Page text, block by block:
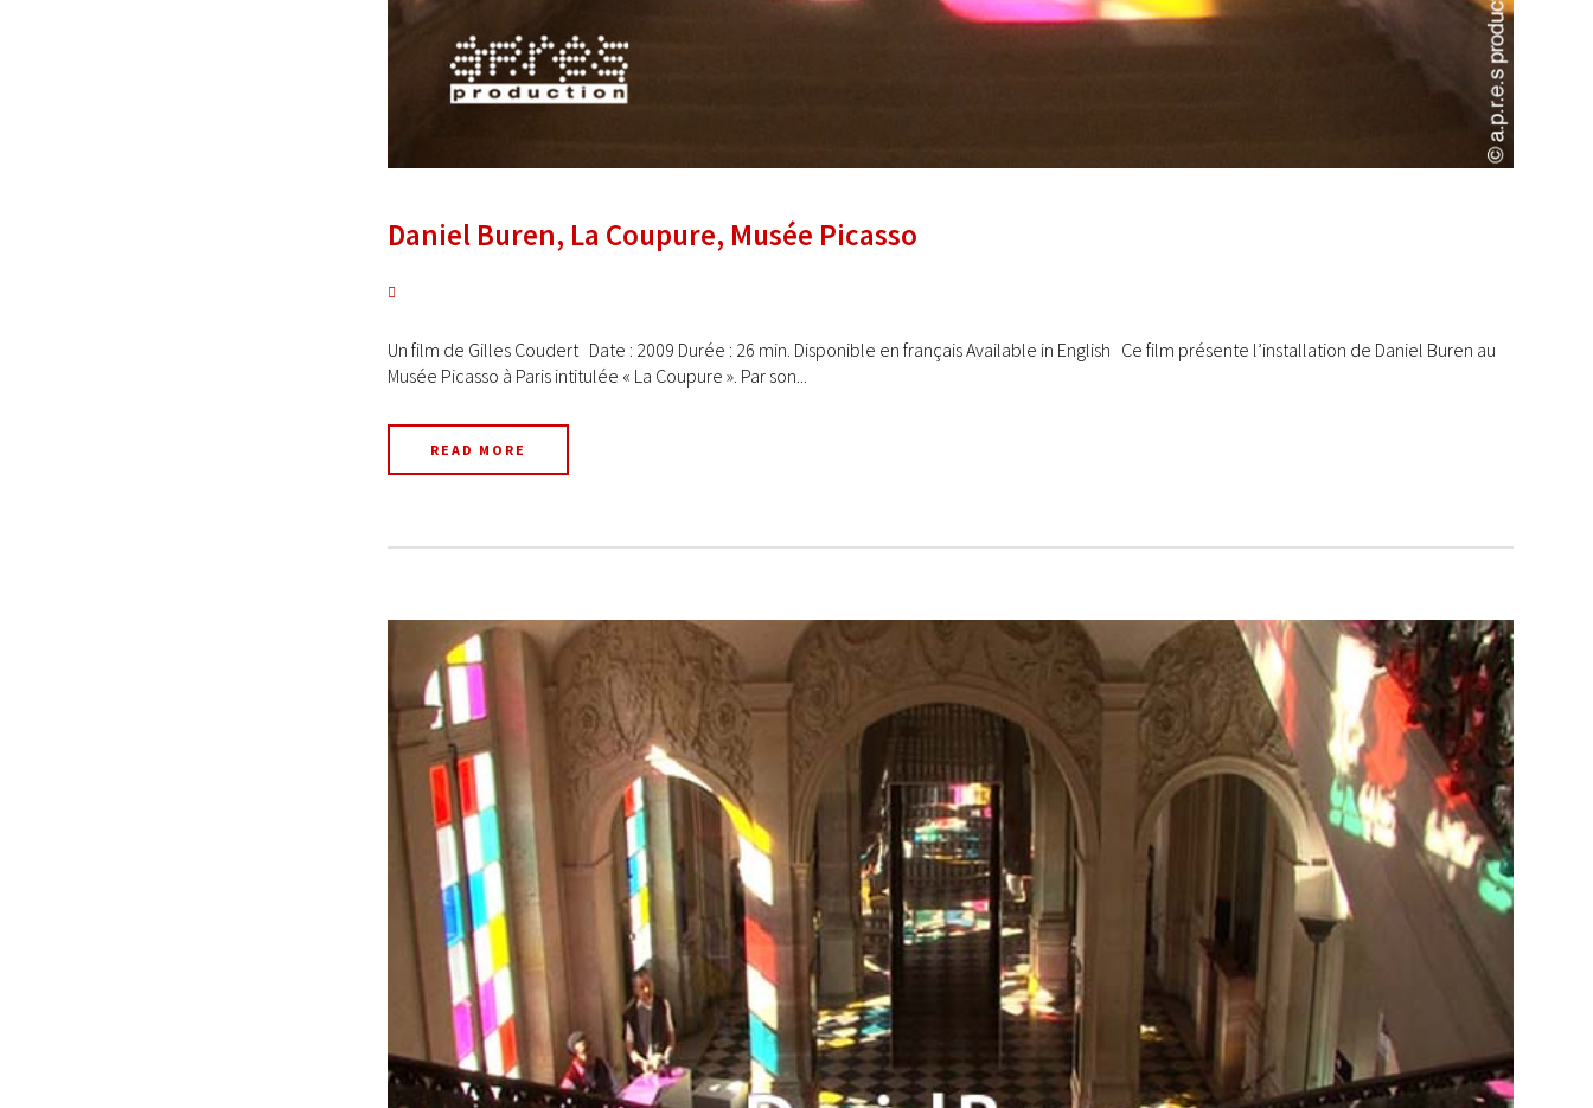
Daniel Buren, La Coupure, Musée Picasso
Un film de Gilles Coudert Date : 2009 Durée : 26 min. Disponible en français Available in English Ce film présente l’installation de Daniel Buren au
Musée Picasso à Paris intitulée « La Coupure ». Par son...
READ MORE